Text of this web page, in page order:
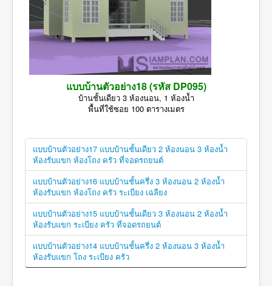
แบบบ้านตัวอย่าง18 (รหัส DP095)
บ้านชั้นเดียว 3 ห้องนอน, 1 ห้องน้ำ
พื้นที่ใช้ซอย 100 ตารางเมตร
แบบบ้านตัวอย่าง17 แบบบ้านชั้นเดียว 2 ห้องนอน 3 ห้องน้ำ
ห้องรับแขก ห้องโถง ครัว ที่จอดรถยนต์
แบบบ้านตัวอย่าง16 แบบบ้านชั้นครึ่ง 3 ห้องนอน 2 ห้องน้ำ
ห้องรับแขก ห้องโถง ครัว ระเบียง เฉลียง
แบบบ้านตัวอย่าง15 แบบบ้านชั้นเดียว 3 ห้องนอน 2 ห้องน้ำ
ห้องรับแขก ระเบียง ครัว ที่จอดรถยนต์
แบบบ้านตัวอย่าง14 แบบบ้านชั้นครึ่ง 2 ห้องนอน 3 ห้องน้ำ
ห้องรับแขก โถง ระเบียง ครัว